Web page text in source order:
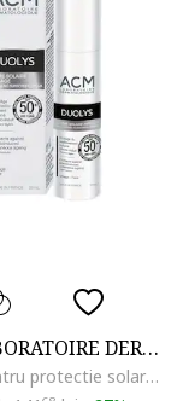
ACM LABORATOIRE DERMATOLOGIQUE
Crema pentru protectie solara antiimbatranire ACM Duolys SPF 50+, 50 ml